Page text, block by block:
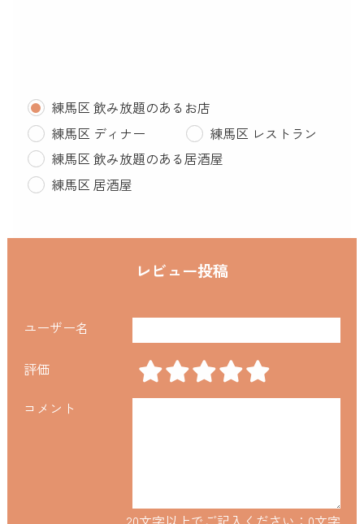
練馬区 飲み放題のあるお店
練馬区 ディナー
練馬区 レストラン
練馬区 飲み放題のある居酒屋
練馬区 居酒屋
レビュー投稿
ユーザー名
評価
コメント